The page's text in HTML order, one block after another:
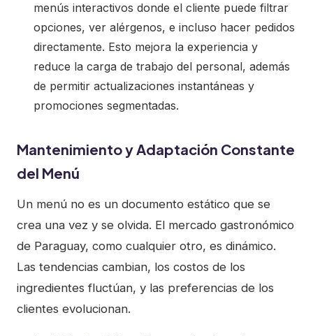
menús interactivos donde el cliente puede filtrar
opciones, ver alérgenos, e incluso hacer pedidos
directamente. Esto mejora la experiencia y
reduce la carga de trabajo del personal, además
de permitir actualizaciones instantáneas y
promociones segmentadas.
Mantenimiento y Adaptación Constante
del Menú
Un menú no es un documento estático que se
crea una vez y se olvida. El mercado gastronómico
de Paraguay, como cualquier otro, es dinámico.
Las tendencias cambian, los costos de los
ingredientes fluctúan, y las preferencias de los
clientes evolucionan.